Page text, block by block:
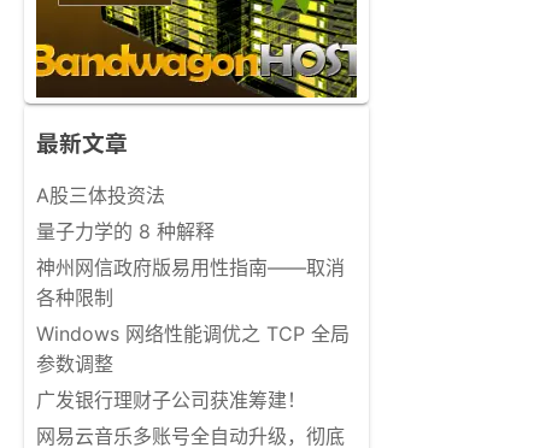
最新文章
A股三体投资法
量子力学的 8 种解释
神州网信政府版易用性指南——取消
各种限制
Windows 网络性能调优之 TCP 全局
参数调整
广发银行理财子公司获准筹建！
网易云音乐多账号全自动升级，彻底